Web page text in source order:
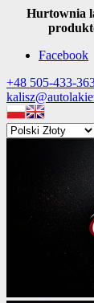
Hurtownia
Facebook
+48 505-433-